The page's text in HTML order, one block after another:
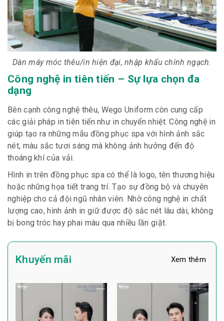
Dàn máy móc thêu/in hiện đại, nhập khẩu chính ngạch.
Công nghệ in tiên tiến – Sự lựa chọn đa
dạng
Bên cạnh công nghệ thêu, Wego Uniform còn cung cấp
các giải pháp in tiên tiến như in chuyển nhiệt. Công nghệ in
giúp tạo ra những mẫu đồng phục spa với hình ảnh sắc
nét, màu sắc tươi sáng mà không ảnh hưởng đến độ
thoáng khí của vải.
Hình in trên đồng phục spa có thể là logo, tên thương hiệu
hoặc những họa tiết trang trí. Tạo sự đồng bộ và chuyên
nghiệp cho cả đội ngũ nhân viên. Nhờ công nghệ in chất
lượng cao, hình ảnh in giữ được độ sắc nét lâu dài, không
bị bong tróc hay phai màu qua nhiều lần giặt.
Khuyến mãi Xem thêm